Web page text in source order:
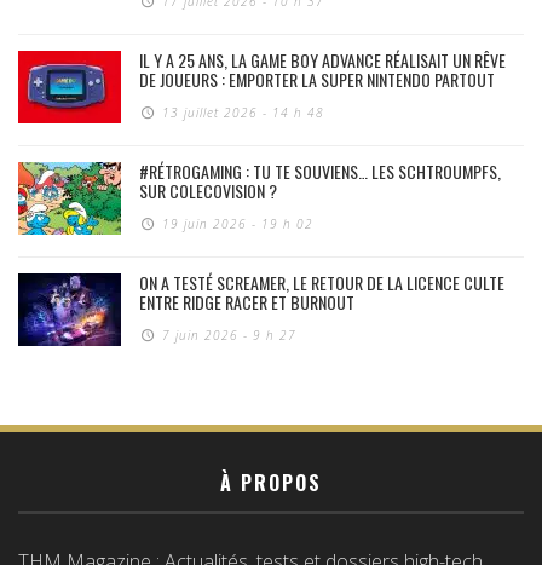
IL Y A 25 ANS, LA GAME BOY ADVANCE RÉALISAIT UN RÊVE
DE JOUEURS : EMPORTER LA SUPER NINTENDO PARTOUT
13 juillet 2026 - 14 h 48
#RÉTROGAMING : TU TE SOUVIENS… LES SCHTROUMPFS,
SUR COLECOVISION ?
19 juin 2026 - 19 h 02
ON A TESTÉ SCREAMER, LE RETOUR DE LA LICENCE CULTE
ENTRE RIDGE RACER ET BURNOUT
7 juin 2026 - 9 h 27
À PROPOS